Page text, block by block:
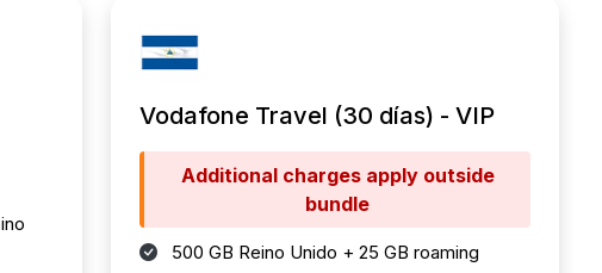
Vodafone Travel (30 días) - VIP
Additional charges apply outside
bundle
500 GB Reino Unido + 25 GB roaming